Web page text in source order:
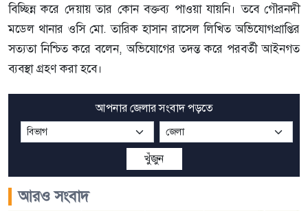
বিচ্ছিন্ন করে দেয়ায় তার কোন বক্তব্য পাওয়া যায়নি। তবে গৌরনদী
মডেল থানার ওসি মো. তারিক হাসান রাসেল লিখিত অভিযোগপ্রাপ্তির
সত্যতা নিশ্চিত করে বলেন, অভিযোগের তদন্ত করে পরবর্তী আইনগত
ব্যবস্থা গ্রহণ করা হবে।
আপনার জেলার সংবাদ পড়তে
খুঁজুন
আরও সংবাদ